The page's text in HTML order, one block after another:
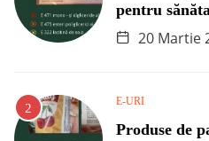
pentru
20 Martie
E-URI
Produse de